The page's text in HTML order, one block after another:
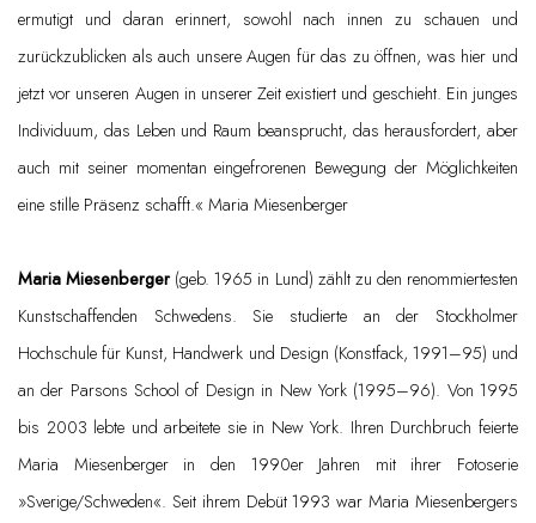
ermutigt und daran erinnert, sowohl nach innen zu schauen und
zurückzublicken als auch unsere Augen für das zu öffnen, was hier und
jetzt vor unseren Augen in unserer Zeit existiert und geschieht. Ein junges
Individuum, das Leben und Raum beansprucht, das herausfordert, aber
auch mit seiner momentan eingefrorenen Bewegung der Möglichkeiten
eine stille Präsenz schafft.« Maria Miesenberger
Maria Miesenberger(geb. 1965 in Lund) zählt zu den renommiertesten
Kunstschaffenden Schwedens. Sie studierte an der Stockholmer
Hochschule für Kunst, Handwerk und Design (Konstfack, 1991–95) und
an der Parsons School of Design in New York (1995–96). Von 1995
bis 2003 lebte und arbeitete sie in New York. Ihren Durchbruch feierte
Maria Miesenberger in den 1990er Jahren mit ihrer Fotoserie
»Sverige/Schweden«. Seit ihrem Debüt 1993 war Maria Miesenbergers